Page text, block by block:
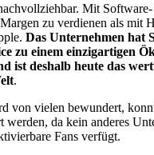
Mit
zu verdienen als mit
Das Unternehmen hat
zu einem einzigartigen
ist deshalb heute das
.
von vielen bewundert,
werden, da kein anderes
Fans verfügt.